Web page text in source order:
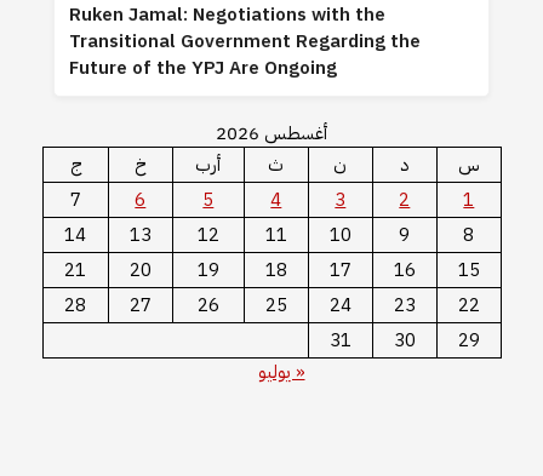
Ruken Jamal: Negotiations with the
Transitional Government Regarding the
Future of the YPJ Are Ongoing
أغسطس 2026
س
د ن ث أرب خ
ج
1
2
3
4
5
6
7
8
9
10
11
12
13
14
15
16
17
18
19
20
21
22
23
24
25
26
27
28
29
30
31
« يوليو